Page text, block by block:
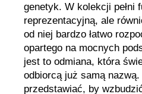
genetyk. W kolekcji pełni
reprezentacyjną, ale
od niej bardzo łatwo
opartego na mocnych
jest to odmiana, która
odbiorcą już samą
przedstawiać, by